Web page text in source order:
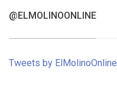
@ELMOLINOONLINE
Tweets by ElMolinoOnline